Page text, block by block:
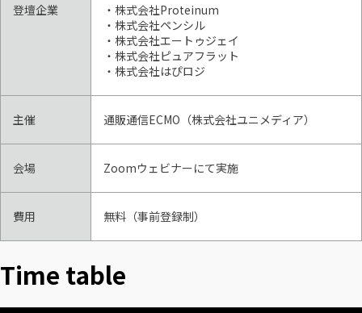
登壇企業
・株式会社Proteinum
・株式会社ペンシル
・株式会社エートゥジェイ
・株式会社ピュアフラット
・株式会社はぴロジ
主催 通販通信ECMO（株式会社ユニメディア）
会場 Zoomウェビナーにて実施
費用 無料（事前登録制）
Time table